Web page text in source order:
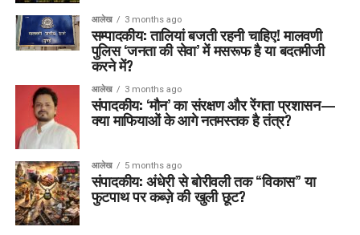
आलेख 3 months ago
सम्पादकीय: तालियां बजती रहनी चाहिए! मालवणी
पुलिस ‘जनता की सेवा’ में मसरूफ है या बदतमीजी
करने में?
आलेख 3 months ago
संपादकीय: ‘मौन’ का संरक्षण और रेंगता प्रशासन—
क्या माफियाओं के आगे नतमस्तक है तंत्र?
आलेख 5 months ago
संपादकीय: अंधेरी से बोरीवली तक “विकास” या
फुटपाथ पर कब्ज़े की खुली छूट?